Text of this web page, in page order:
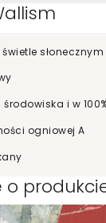
słonecznym
i w
ogniowej A